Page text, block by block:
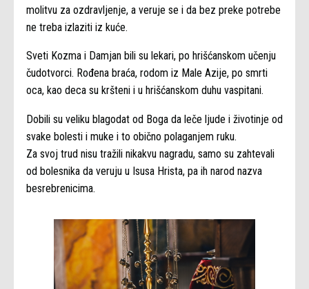
molitvu za ozdravljenje, a veruje se i da bez preke potrebe
ne treba izlaziti iz kuće.
Sveti Kozma i Damjan bili su lekari, po hrišćanskom učenju
čudotvorci. Rođena braća, rodom iz Male Azije, po smrti
oca, kao deca su kršteni i u hrišćanskom duhu vaspitani.
Dobili su veliku blagodat od Boga da leče ljude i životinje od
svake bolesti i muke i to obično polaganjem ruku.
Za svoj trud nisu tražili nikakvu nagradu, samo su zahtevali
od bolesnika da veruju u Isusa Hrista, pa ih narod nazva
besrebrenicima.